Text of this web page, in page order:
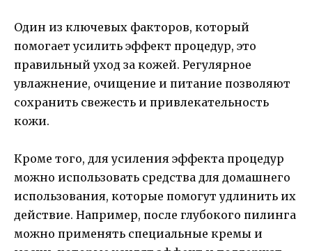
Один из ключевых факторов, который
помогает усилить эффект процедур, это
правильный уход за кожей. Регулярное
увлажнение, очищение и питание позволяют
сохранить свежесть и привлекательность
кожи.
Кроме того, для усиления эффекта процедур
можно использовать средства для домашнего
использования, которые помогут удлинить их
действие. Например, после глубокого пилинга
можно применять специальные кремы и